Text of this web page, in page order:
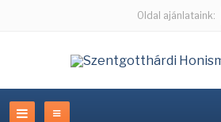
Oldal ajánlataink: